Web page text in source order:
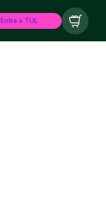
Entra a TUL Carrito